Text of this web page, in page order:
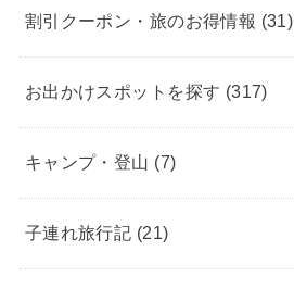
割引クーポン・旅のお得情報 (31)
お出かけスポットを探す (317)
キャンプ・登山 (7)
子連れ旅行記 (21)